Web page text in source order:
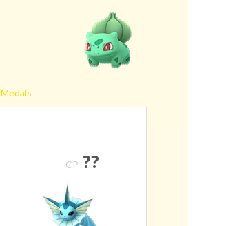
Medals
CP ??